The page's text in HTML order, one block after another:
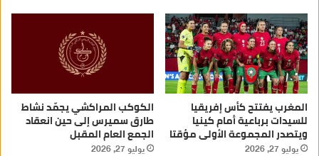
المغرب يفتتح كأس إفريقيا
للسيدات برباعية أمام كينيا
ويتصدر المجموعة الأولى مؤقتا
يوليو 27, 2026
الكوكب المراكشي يجمّد نشاط
طارق سميرس إلى حين انعقاد
الجمع العام المقبل
يوليو 27, 2026